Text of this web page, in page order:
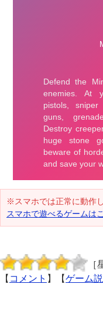
※スマホでは正常に動作
スマホで遊べるゲームは
［
【 コメント 】【ゲーム